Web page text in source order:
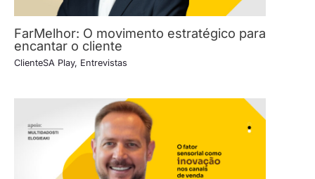
FarMelhor: O movimento estratégico para
encantar o cliente
ClienteSA Play, Entrevistas